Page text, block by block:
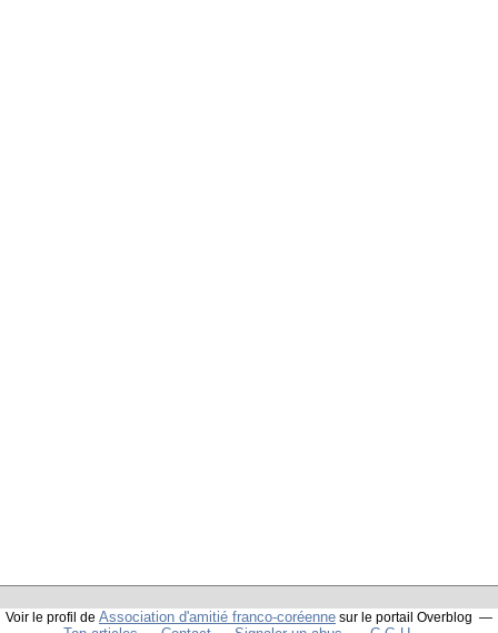
Voir le profil de Association d'amitié franco-coréenne sur le portail Overblog